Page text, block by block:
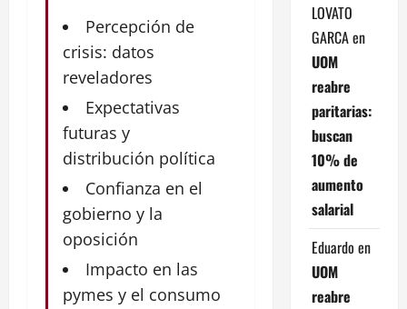
Percepción de
crisis: datos
reveladores
Expectativas
futuras y
distribución política
Confianza en el
gobierno y la
oposición
Impacto en las
pymes y el consumo
LOVATO
GARCAen
UOM
reabre
paritarias:
buscan
10% de
aumento
salarial
Eduardo en
UOM
reabre